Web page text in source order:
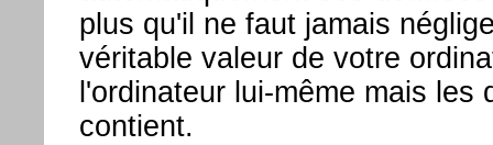
plus qu'il ne faut jamais
véritable valeur de votre
l'ordinateur lui-même mais les
contient.